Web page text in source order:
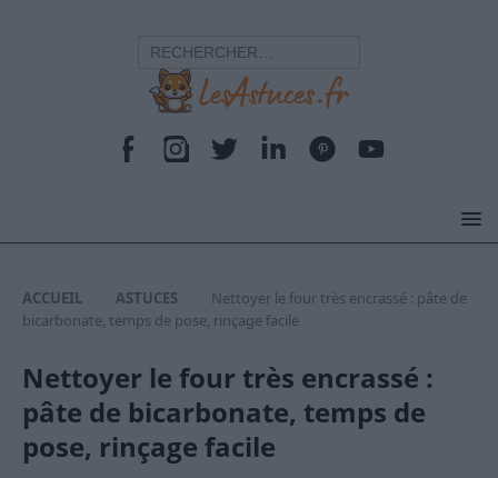
ACCUEIL ASTUCES
Nettoyer le four très encrassé : pâte de
bicarbonate, temps de pose, rinçage facile
Nettoyer le four très encrassé :
pâte de bicarbonate, temps de
pose, rinçage facile